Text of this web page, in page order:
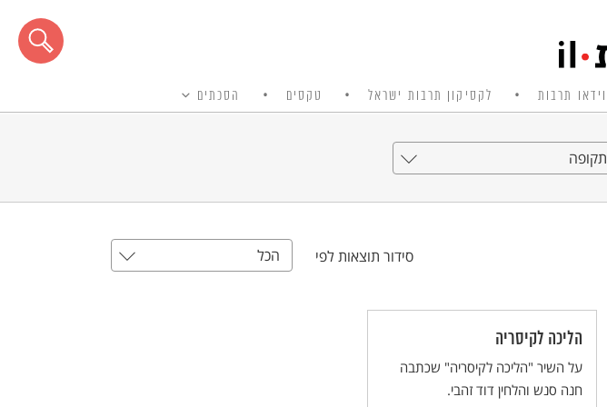
וידאו תרבות לקסיקון תרבות ישראל טקסים הסכתים
תקופה
סידור תוצאות לפי הכל
הליכה לקיסריה
על השיר "הליכה לקיסריה" שכתבה
חנה סנש והלחין דוד זהבי.